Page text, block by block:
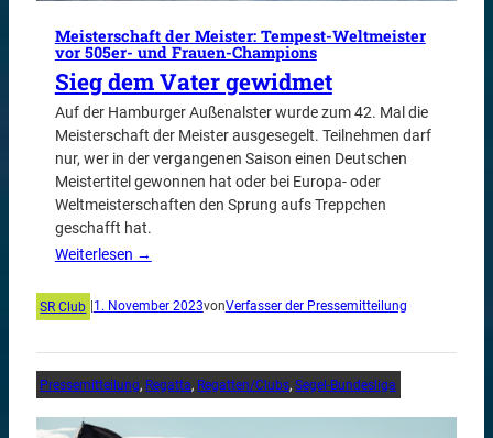
Meisterschaft der Meister: Tempest-Weltmeister
vor 505er- und Frauen-Champions
Sieg dem Vater gewidmet
Auf der Hamburger Außenalster wurde zum 42. Mal die
Meisterschaft der Meister ausgesegelt. Teilnehmen darf
nur, wer in der vergangenen Saison einen Deutschen
Meistertitel gewonnen hat oder bei Europa- oder
Weltmeisterschaften den Sprung aufs Treppchen
geschafft hat.
Weiterlesen →
SR Club 1. November 2023vonVerfasser der Pressemitteilung
Pressemitteilung, Regatta, Regatten/Clubs, Segel-Bundesliga